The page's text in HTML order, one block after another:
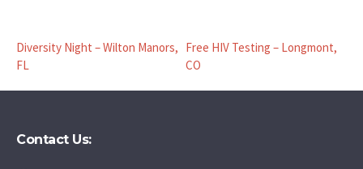
Diversity Night – Wilton Manors,
FL
Free HIV Testing – Longmont,
CO
Contact Us: